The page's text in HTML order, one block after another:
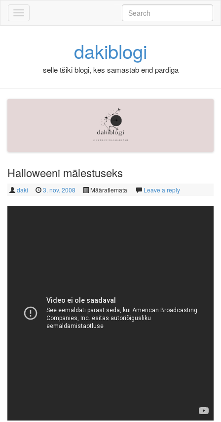
Skip to content
for:
dakiblogi
selle tšiki blogi, kes samastab end pardiga
Halloweeni mälestuseks
daki 3. nov. 2008 Määratlemata Leave a reply